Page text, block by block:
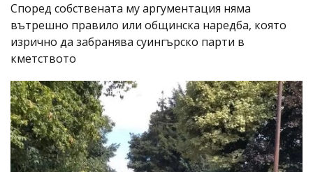
Според собствената му аргументация няма
вътрешно правило или общинска наредба, която
изрично да забранява суингърско парти в
кметството